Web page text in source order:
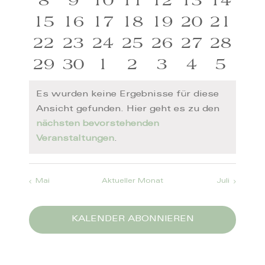
Veranstaltungen
Veranstaltungen
Veranstaltungen
Veranstaltungen
Veranstaltungen
Veranstaltungen
Veranstaltungen
Veranstaltungen
0
Veranstaltungen
15
0
Veranstaltungen
16
0
Veranstaltungen
17
0
Veranstaltungen
18
0
19 0
20 0
21
0
Veranstaltungen
22
0
Veranstaltungen
23 0
Veranstaltungen
24 0
Veranstaltungen
25 0
26 0
27 0
28
0
Veranstaltungen
29 0
Veranstaltungen
30
0
Veranstaltungen
1
0
Veranstaltungen
2
0
3
0
4
0
5
Hinweis
Es wurden keine Ergebnisse für diese
Ansicht gefunden. Hier geht es zu den
nächsten bevorstehenden
Veranstaltungen.
Mai Aktueller Monat Juli
KALENDER ABONNIEREN